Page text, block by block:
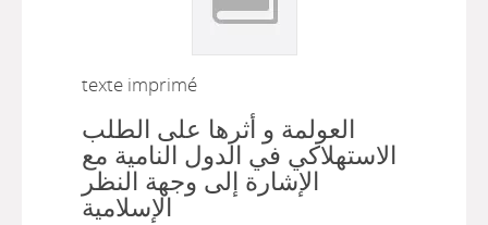
texte imprimé
العولمة و أثرها على الطلب
الاستهلاكي في الدول النامية مع
الإشارة إلى وجهة النظر
الإسلامية